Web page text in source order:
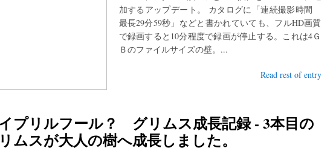
加するアップデート。 カタログに「連続撮影時間
最長29分59秒」などと書かれていても、フルHD画質
で録画すると10分程度で録画が停止する。これは4Ｇ
Ｂのファイルサイズの壁。...
Read rest of entry
プリルフール？ グリムス成長記録 - 3本目の
ムスが大人の樹へ成長しました。